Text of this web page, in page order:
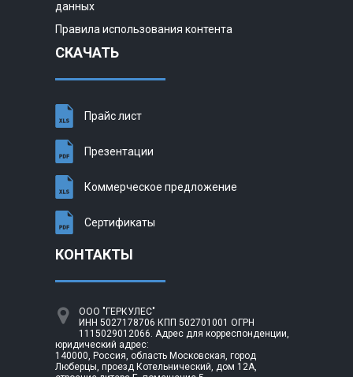
данных
Правила использования контента
СКАЧАТЬ
Прайс лист
Презентации
Коммерческое предложение
Сертификаты
КОНТАКТЫ
ООО "ГЕРКУЛЕС"
ИНН 5027178706 КПП 502701001 ОГРН
1115029012066. Адрес для корреспонденции,
юридический адрес:
140000, Россия, область Московская, город
Люберцы, проезд Котельнический, дом 12А,